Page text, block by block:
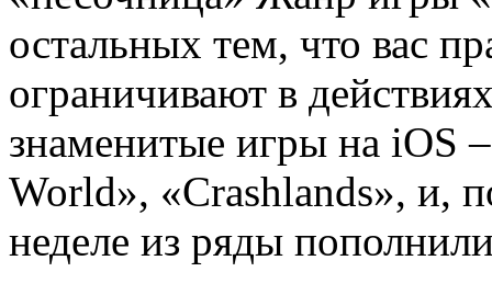
остальных тем, что вас
ограничивают в
знаменитые игры на iOS
World», «Crashlands», и,
неделе из ряды